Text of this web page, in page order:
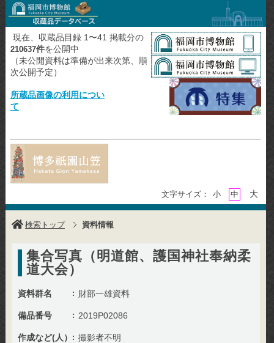
現在、収蔵品目録 1〜41 掲載分の
210637件を公開中
（未公開資料は準備が出来次第、順
次公開予定）
所蔵品画像の利用につい
て
文字サイズ： 小 中 大
検索トップ 資料情報
集合写真（明道館、護国神社奉納柔
道大会）
資料群名 財部一雄資料
備品番号 2019P02086
作成など(人） 撮影者不明